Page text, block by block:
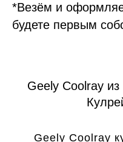
*Везём и
будете первым
Geely Coolray
Geely Coolray